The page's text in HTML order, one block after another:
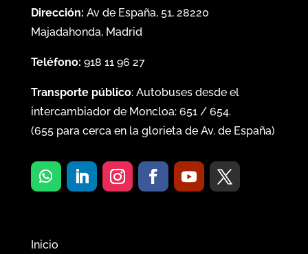
Dirección: Av de España, 51, 28220
Majadahonda, Madrid
Teléfono: 918 11 96 27
Transporte público: Autobuses desde el
intercambiador de Moncloa: 651/ 654.
(655para cerca en la glorieta de Av. de España)
Inicio